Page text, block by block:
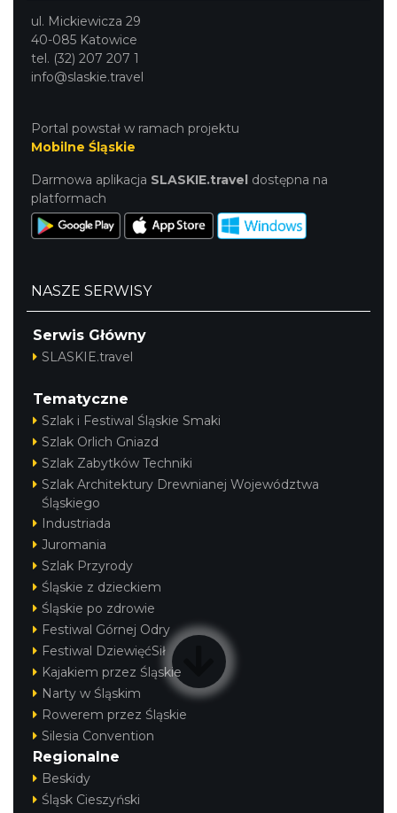
ul. Mickiewicza 29
40-085 Katowice
tel. (32) 207 207 1
info@slaskie.travel
Portal powstał w ramach projektu
Mobilne Śląskie
Darmowa aplikacja SLASKIE.travel dostępna na
platformach
NASZE SERWISY
Serwis Główny
SLASKIE.travel
Tematyczne
Szlak i Festiwal Śląskie Smaki
Szlak Orlich Gniazd
Szlak Zabytków Techniki
Szlak Architektury Drewnianej Województwa
Śląskiego
Industriada
Juromania
Szlak Przyrody
Śląskie z dzieckiem
Śląskie po zdrowie
Festiwal Górnej Odry
Festiwal DziewięćSił
Kajakiem przez Śląskie
Narty w Śląskim
Rowerem przez Śląskie
Silesia Convention
Regionalne
Beskidy
Śląsk Cieszyński